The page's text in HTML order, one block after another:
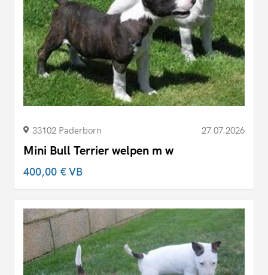
33102 Paderborn 27.07.2026
Mini Bull Terrier welpen m w
400,00 €VB